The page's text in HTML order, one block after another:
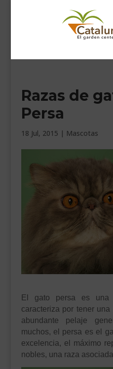
INICIO
PLANTAS
DECORACIÓN
HORARIO GARDEN
___________________________
Razas de
Persa
18 Jul, 2015 | Mascotas
El gato persa es
caracteriza por tener
abundante pelaje
muchos, el persa es el
excelencia, el máximo
nobles, una raza